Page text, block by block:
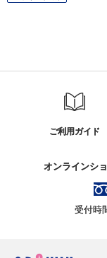
ご利用ガイド
オンラインシ
受付時